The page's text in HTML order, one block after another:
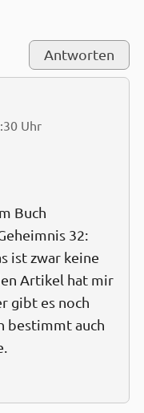
Antworten
Uhr
Buch
32:
ist zwar keine
Artikel hat mir
gibt es noch
bestimmt auch